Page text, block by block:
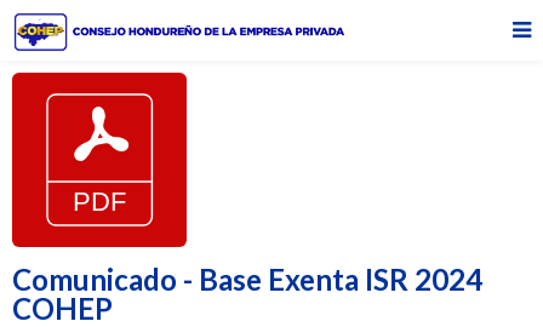
Comunicado - Base Exenta ISR 2024
COHEP